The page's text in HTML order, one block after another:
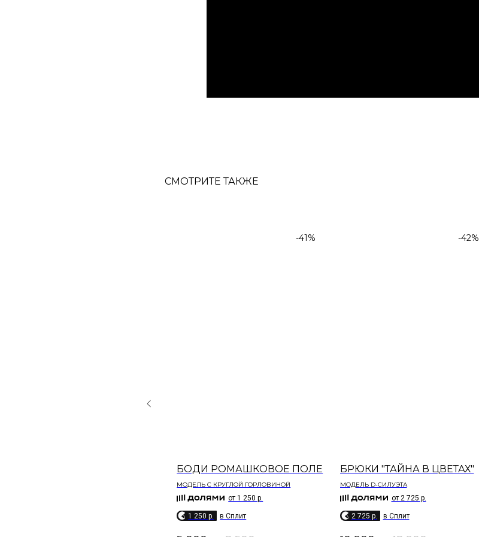
СМОТРИТЕ ТАКЖЕ
-41%
БОДИ РОМАШКОВОЕ ПОЛЕ
МОДЕЛЬ С КРУГЛОЙ ГОРЛОВИНОЙ
от 1 250 р.
1 250 p. в Сплит
-42%
БРЮКИ "ТАЙНА В ЦВЕТАХ"
МОДЕЛЬ D-СИЛУЭТА
от 2 725 р.
2 725 p. в Сплит